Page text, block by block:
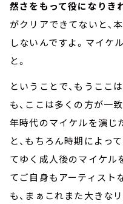
然さをもって役になりき
がクリアできてないと、
しないんですよ。マイケ
と。
ということで、もうここ
も、ここは多くの方が一
年時代のマイケルを演じ
と、もちろん時期によっ
てゆく成人後のマイケル
てご自身もアーティスト
も、まぁこれまた大きな